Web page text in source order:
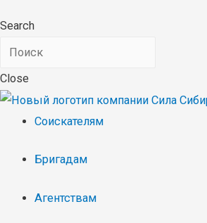
Search
Close
Соискателям
Бригадам
Агентствам